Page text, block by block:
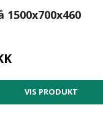
VIS PRODUKT